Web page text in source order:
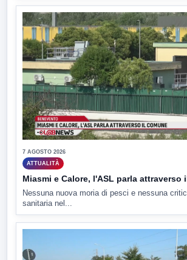
7 AGOSTO 2026
ATTUALITÀ
Miasmi e Calore, l'ASL parla attraverso
Nessuna nuova moria di pesci e nessuna
sanitaria nel...